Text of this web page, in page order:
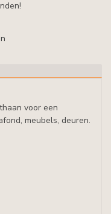
voor een
meubels, deuren.